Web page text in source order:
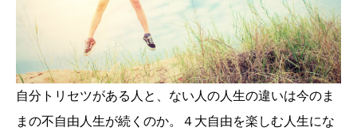
自分トリセツがある人と、ない人の人生の違いは今のま
まの不自由人生が続くのか。４大自由を楽しむ人生にな